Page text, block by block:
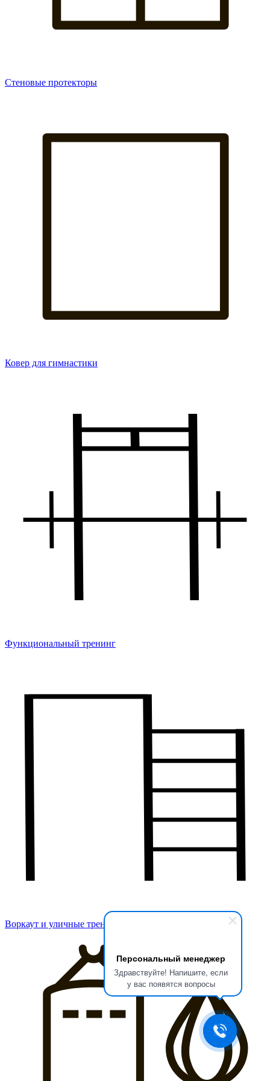
Персональный менеджер
Здравствуйте! Напишите, если
у вас появятся вопросы
Стеновые протекторы
Ковер для гимнастики
Функциональный тренинг
Воркаут и уличные тренажеры